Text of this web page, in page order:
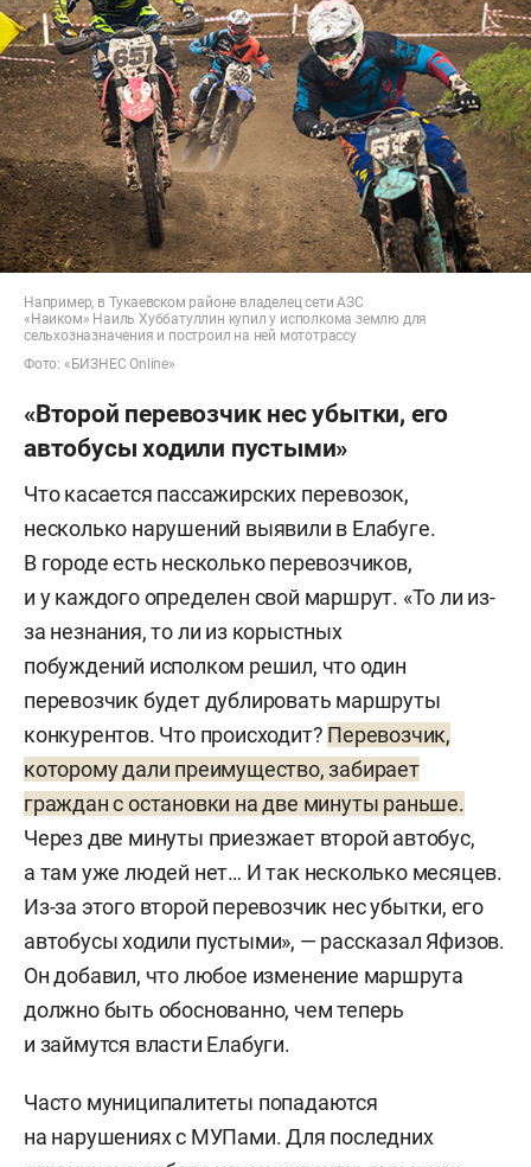
Например, в Тукаевском районе владелец сети АЗС
«Наиком» Наиль Хуббатуллин купил у исполкома землю для
сельхозназначения и построил на ней мототрассу
Фото: «БИЗНЕС Online»
«Второй перевозчик нес убытки, его
автобусы ходили пустыми»
Что касается пассажирских перевозок,
несколько нарушений выявили в Елабуге.
В городе есть несколько перевозчиков,
и у каждого определен свой маршрут. «То ли из-
за незнания, то ли из корыстных
побуждений исполком решил, что один
перевозчик будет дублировать маршруты
конкурентов. Что происходит? Перевозчик,
которому дали преимущество, забирает
граждан с остановки на две минуты раньше.
Через две минуты приезжает второй автобус,
а там уже людей нет… И так несколько месяцев.
Из-за этого второй перевозчик нес убытки, его
автобусы ходили пустыми», — рассказал Яфизов.
Он добавил, что любое изменение маршрута
должно быть обоснованно, чем теперь
и займутся власти Елабуги.
Часто муниципалитеты попадаются
на нарушениях с МУПами. Для последних